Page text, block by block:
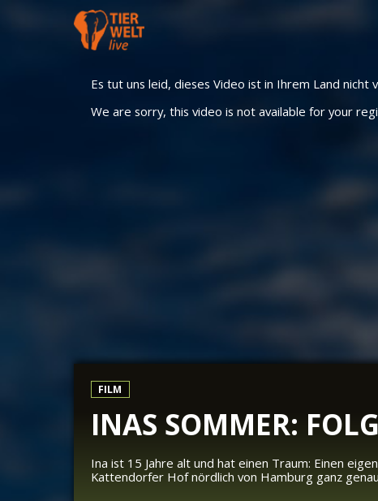
Es tut uns leid, dieses Video ist in Ihrem Land nicht
We are sorry, this video is not available for your
FILM
INAS SOMMER:
Ina ist 15 Jahre alt und hat einen Traum: Einen
Kattendorfer Hof nördlich von Hamburg ganz